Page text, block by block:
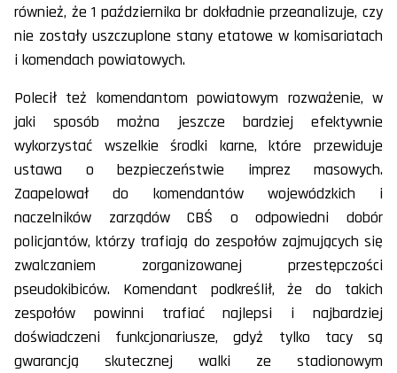
również, że 1 października br dokładnie przeanalizuje, czy
nie zostały uszczuplone stany etatowe w komisariatach
i komendach powiatowych.
Polecił też komendantom powiatowym rozważenie, w
jaki sposób można jeszcze bardziej efektywnie
wykorzystać wszelkie środki karne, które przewiduje
ustawa o bezpieczeństwie imprez masowych.
Zaapelował do komendantów wojewódzkich i
naczelników zarządów CBŚ o odpowiedni dobór
policjantów, którzy trafiają do zespołów zajmujących się
zwalczaniem zorganizowanej przestępczości
pseudokibiców. Komendant podkreślił, że do takich
zespołów powinni trafiać najlepsi i najbardziej
doświadczeni funkcjonariusze, gdyż tylko tacy są
gwarancją skutecznej walki ze stadionowym